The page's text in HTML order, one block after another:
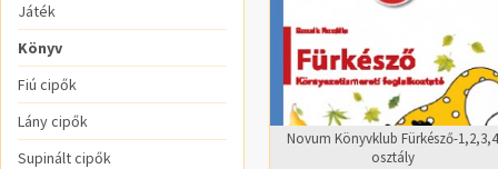
Játék
Könyv
Fiú cipők
Lány cipők
Supinált cipők
Novum Könyvklub Fürkésző-1,2,3,4
osztály